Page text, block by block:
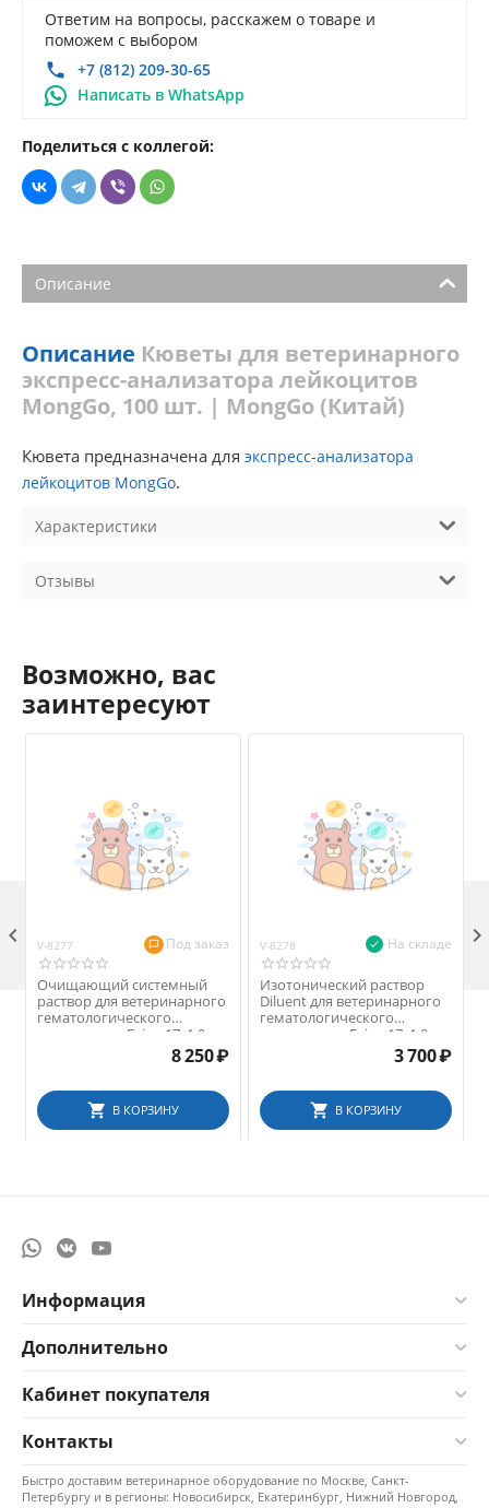
Ответим на вопросы, расскажем о товаре и
поможем с выбором
+7 (812) 209-30-65
Написать в WhatsApp
Поделиться с коллегой:
Описание
Описание Кюветы для ветеринарного
экспресс-анализатора лейкоцитов
MongGo, 100 шт. | MongGo (Китай)
Кювета предназначена для экспресс-анализатора
лейкоцитов MongGo.
Характеристики
Отзывы
Возможно, вас
заинтересуют
V-8277 Под заказ
Очищающий системный
раствор для ветеринарного
гематологического
анализатора Exigo 17, 1,9 л
8 250₽
В КОРЗИНУ
V-8278 На складе
Изотонический раствор
Diluent для ветеринарного
гематологического
анализатора Exigo 17, 1,9 л
3 700₽
В КОРЗИНУ
 
Информация
Дополнительно
Кабинет покупателя
Контакты
Быстро доставим ветеринарное оборудование по Москве, Санкт-
Петербургу и в регионы: Новосибирск, Екатеринбург, Нижний Новгород,